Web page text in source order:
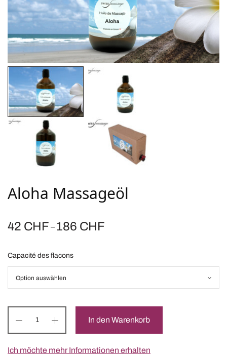
Aloha Massageöl
42 CHF – 186 CHF
Capacité des flacons
In den Warenkorb
Ich möchte mehr Informationen erhalten